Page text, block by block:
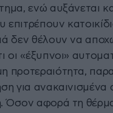
ενώ αυξάνεται
επιτρέπουν
δεν θέλουν να
οι «έξυπνοι»
προτεραιότητα,
για ανακαινισμένα
Όσον αφορά τη